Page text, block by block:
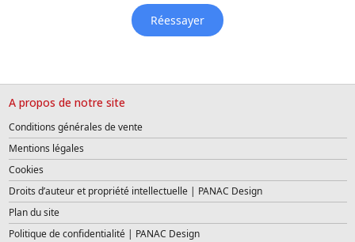
Réessayer
A propos de notre site
Conditions générales de vente
Mentions légales
Cookies
Droits d’auteur et propriété intellectuelle | PANAC Design
Plan du site
Politique de confidentialité | PANAC Design